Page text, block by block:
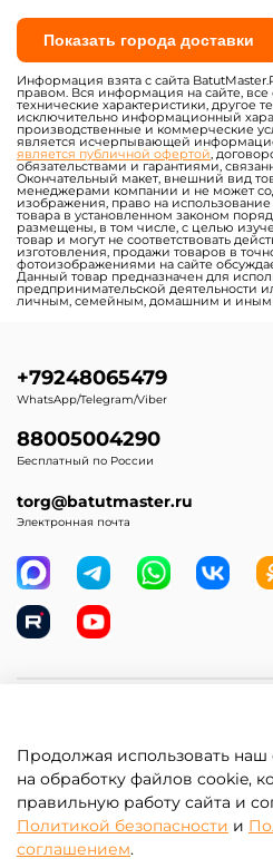
Показать города доставки
Информация взята с сайта
правом. Вся информация на сайте,
технические характеристики, другое
исключительно информационный
производственные и коммерческие
является исчерпывающей
является публичной офертой,
обязательствами и гарантиями,
Окончательный макет, внешний вид
менеджерами компании и не может
изображения, право на
товара в установленном законом
размещены, в том числе, с целью
товар и могут не соответствовать
изготовления, продажи товаров в
фотоизображениями на сайте
Данный товар предназначен для
предпринимательской деятельности
личным, семейным, домашним и иным
Клиентам
Информация
+79248065479
WhatsApp/Telegram/Viber
88005004290
Бесплатный по России
torg@batutmaster.ru
Электронная почта
Продолжая использовать наш
на обработку файлов cookie,
правильную работу сайта и
Политикой безопасности и
соглашением.